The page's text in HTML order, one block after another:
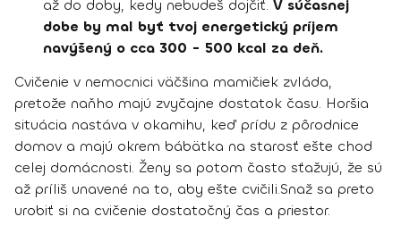
až do doby, kedy nebudeš dojčiť. V súčasnej
dobe by mal byť tvoj energetický príjem
navýšený o cca 300 - 500 kcal za deň.
Cvičenie v nemocnici väčšina mamičiek zvláda,
pretože naňho majú zvyčajne dostatok času. Horšia
situácia nastáva v okamihu, keď prídu z pôrodnice
domov a majú okrem bábätka na starosť ešte chod
celej domácnosti. Ženy sa potom často sťažujú, že sú
až príliš unavené na to, aby ešte cvičili.Snaž sa preto
urobiť si na cvičenie dostatočný čas a priestor.